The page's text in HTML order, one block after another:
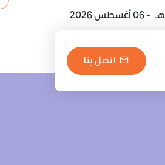
- 06 أغسطس 2026
اتصل بنا